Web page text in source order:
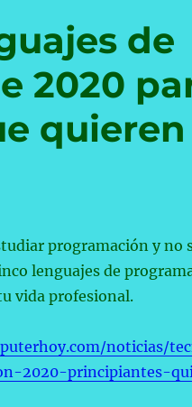
de
2020
quieren
programación y no
lenguajes de
vida profesional.
noticias/
2020-principiantes-